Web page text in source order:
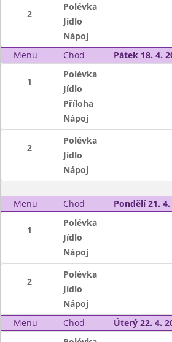
2
Polévka
Jídlo
Nápoj
Menu
Chod Pátek 18. 4.
1
Polévka
Jídlo
Příloha
Nápoj
2
Polévka
Jídlo
Nápoj
Menu Chod Pondělí 21.
1
Polévka
Jídlo
Nápoj
2
Polévka
Jídlo
Nápoj
Menu
Chod
Úterý 22. 4.